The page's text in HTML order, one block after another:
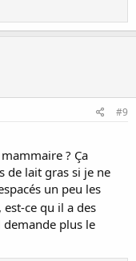
#9
? Ça
de lait gras si je ne
un peu les
est-ce qu il a des
plus le